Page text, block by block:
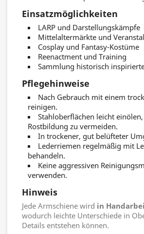
Einsatzmöglichkeiten
LARP und Darstellungskämpfe
Mittelaltermärkte und
Cosplay und Fantasy-Kostüme
Reenactment und Training
Sammlung historisch
Pflegehinweise
Nach Gebrauch mit einem
reinigen.
Stahloberflächen leicht
Rostbildung zu vermeiden.
In trockener, gut belüfteter
Lederriemen regelmäßig mit
behandeln.
Keine aggressiven
verwenden.
Hinweis
Jede Armschiene wird in
wodurch leichte Unterschiede in
Details entstehen können.